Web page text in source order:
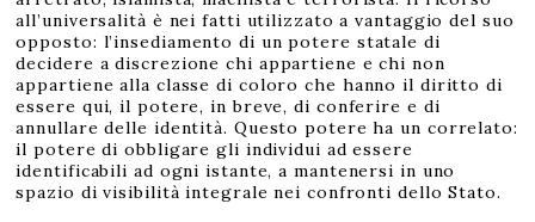
all’universalità è nei fatti utilizzato a vantaggio del suo
opposto: l’insediamento di un potere statale di
decidere a discrezione chi appartiene e chi non
appartiene alla classe di coloro che hanno il diritto di
essere qui, il potere, in breve, di conferire e di
annullare delle identità. Questo potere ha un correlato:
il potere di obbligare gli individui ad essere
identificabili ad ogni istante, a mantenersi in uno
spazio di visibilità integrale nei confronti dello Stato.